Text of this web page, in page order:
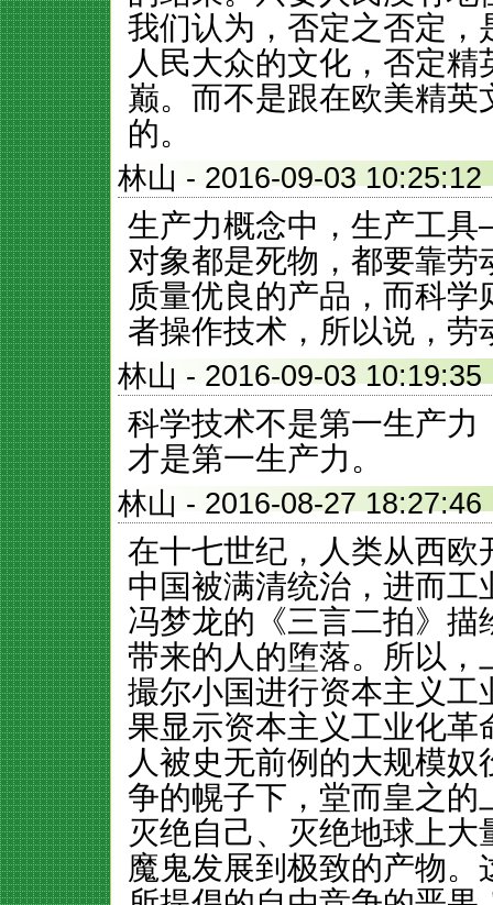
我们认为，否定之否定
人民大众的文化，否定
巅。而不是跟在欧美精
的。
林山 - 2016-09-03
生产力概念中，生产工
对象都是死物，都要靠
质量优良的产品，而科
者操作技术，所以说，劳
林山 - 2016-09-03
科学技术不是第一生产
才是第一生产力。
林山 - 2016-08-27
在十七世纪，人类从西
中国被满清统治，进而
冯梦龙的《三言二拍》
带来的人的堕落。所以
撮尔小国进行资本主义
果显示资本主义工业化
人被史无前例的大规模
争的幌子下，堂而皇之
灭绝自己、灭绝地球上
魔鬼发展到极致的产物